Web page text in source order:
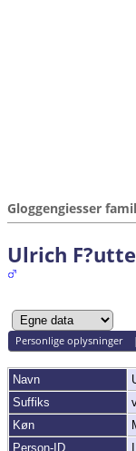
Gloggengiesser
Ulrich
Personlige oplysninger
Navn
Suffiks
Køn
Person-ID